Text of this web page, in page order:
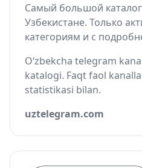
Самый большой
Узбекистане. Только
категориям и с
O‘zbekcha telegram
katalogi. Faqt faol
statistikasi bilan.
uztelegram.com